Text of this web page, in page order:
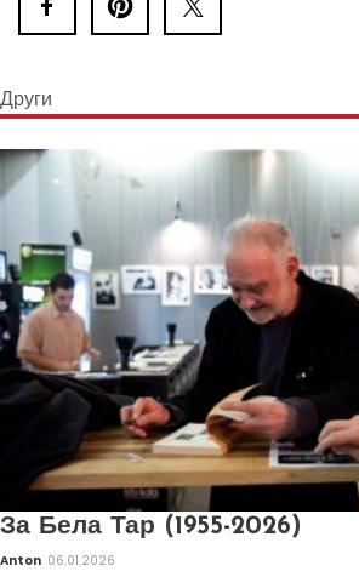
Други
За Бела Тар (1955-2026)
Anton 06.01.2026